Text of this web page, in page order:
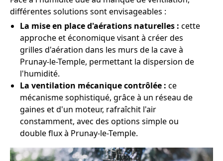
différentes solutions sont envisageables :
La mise en place d'aérations naturelles : cette
approche et économique visant à créer des
grilles d'aération dans les murs de la cave à
Prunay-le-Temple, permettant la dispersion de
l'humidité.
La ventilation mécanique contrôlée : ce
mécanisme sophistiqué, grâce à un réseau de
gaines et d'un moteur, rafraîchit l'air
constamment, avec des options simple ou
double flux à Prunay-le-Temple.